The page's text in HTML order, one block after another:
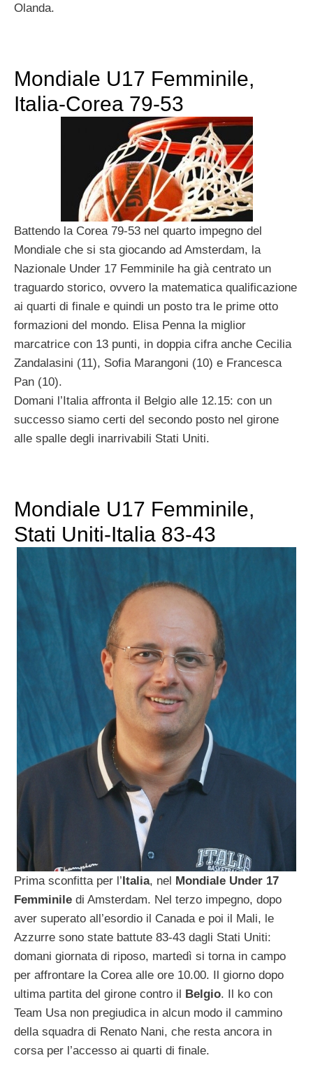
Olanda.
Mondiale U17 Femminile,
Italia-Corea 79-53
Battendo la Corea 79-53 nel quarto impegno del
Mondiale che si sta giocando ad Amsterdam, la
Nazionale Under 17 Femminile ha già centrato un
traguardo storico, ovvero la matematica qualificazione
ai quarti di finale e quindi un posto tra le prime otto
formazioni del mondo. Elisa Penna la miglior
marcatrice con 13 punti, in doppia cifra anche Cecilia
Zandalasini (11), Sofia Marangoni (10) e Francesca
Pan (10).
Domani l’Italia affronta il Belgio alle 12.15: con un
successo siamo certi del secondo posto nel girone
alle spalle degli inarrivabili Stati Uniti.
Mondiale U17 Femminile,
Stati Uniti-Italia 83-43
Prima sconfitta per l’Italia, nel Mondiale Under 17
Femminile di Amsterdam. Nel terzo impegno, dopo
aver superato all’esordio il Canada e poi il Mali, le
Azzurre sono state battute 83-43 dagli Stati Uniti:
domani giornata di riposo, martedì si torna in campo
per affrontare la Corea alle ore 10.00. Il giorno dopo
ultima partita del girone contro il Belgio. Il ko con
Team Usa non pregiudica in alcun modo il cammino
della squadra di Renato Nani, che resta ancora in
corsa per l’accesso ai quarti di finale.